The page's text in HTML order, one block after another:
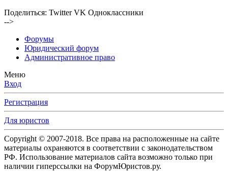
Поделиться: Twitter VK Одноклассники
-->
Форумы
Юридический форум
Административное право
Меню
Вход
Регистрация
Для юристов
Copyright © 2007-2018. Все права на расположенные на сайте
материалы охраняются в соответствии с законодательством
РФ. Использование материалов сайта возможно только при
наличии гиперссылки на ФорумЮристов.ру.